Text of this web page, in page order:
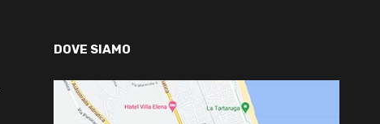
DOVE SIAMO